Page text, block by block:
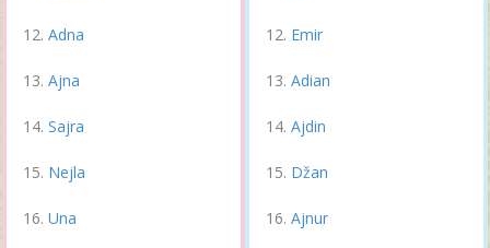
Adna
Ajna
Sajra
Nejla
Una
Emir
Adian
Ajdin
Džan
Ajnur